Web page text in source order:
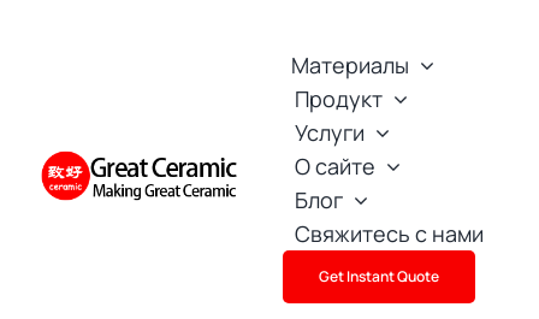
Материалы
Продукт
Услуги
О сайте
Блог
Свяжитесь с нами
Get Instant Quote